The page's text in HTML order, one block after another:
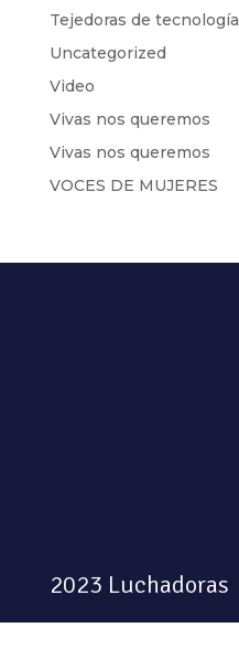
Tejedoras de tecnología
Uncategorized
Video
Vivas nos queremos
Vivas nos queremos
VOCES DE MUJERES
2023 Luchadoras